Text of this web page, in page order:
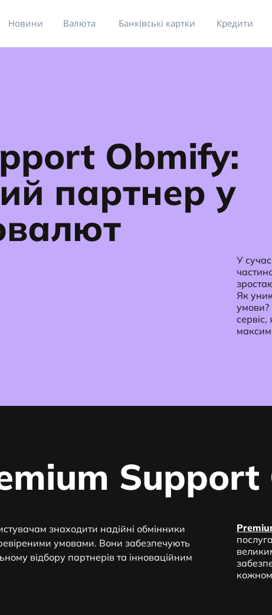
Новини Валюта Банківські картки Кредити
Obmify:
партнер у
У
Як
умови?
Support
знаходити надійні обмінники
умовами. Вони забезпечують
відбору партнерів та інноваційним